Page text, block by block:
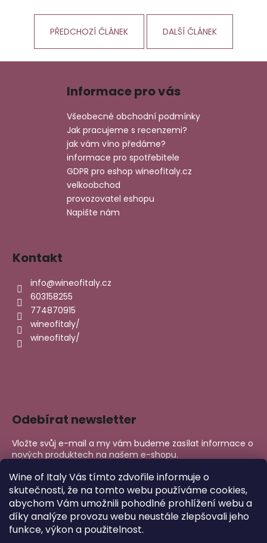
Wine of Italy Vás tímto zdvořile informuje o
skutečnosti, že na tomto webu používáme cookies,
abychom Vám umožnili pohodlné prohlížení webu a
díky analýze provozu webu neustále zlepšovali jeho
funkce, výkon a použitelnost.
PŘEDCHOZÍ ČLÁNEK DALŠÍ ČLÁNEK
Z
Informace pro vás
Všeobecné obchodní podmínky
Jak pracujeme s recenzemi?
jak vám víno předáme?
informace pro spotřebitele
GDPR pro eshop wineofitaly.cz
velkoobchod
provozovatel eshopu
Napište nám
Kontakt
info@wineofitaly.cz
603158255
774870915
wineofitaly/
wineofitaly/
Odebírat newsletter
Vložte svůj e-mail a my vám budeme zasílat informace o
nových produktech na našem e-shopu.
E-mail
PŘIHLÁSIT SE